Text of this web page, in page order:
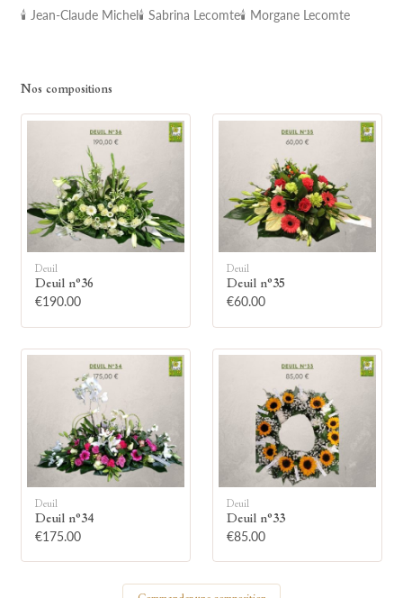
🕯 Jean-Claude Michel🕯 Sabrina Lecomte🕯 Morgane Lecomte
Allumez une bougie
Montrez votre soutien à la famille en
allumant symboliquement une bougie.
Votre prénom
Votre nom
🕯 Allumer ma bougie
Nos compositions
Deuil
Deuil n°36
€190.00
Deuil
Deuil n°35
€60.00
Deuil
Deuil n°34
€175.00
Deuil
Deuil n°33
€85.00